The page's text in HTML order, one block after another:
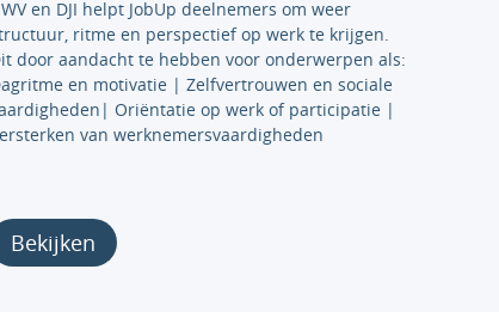
en DJI helpt JobUp deelnemers om weer
ritme en perspectief op werk te krijgen.
door aandacht te hebben voor onderwerpen als:
en motivatie | Zelfvertrouwen en sociale
Oriëntatie op werk of participatie |
van werknemersvaardigheden
Bekijken